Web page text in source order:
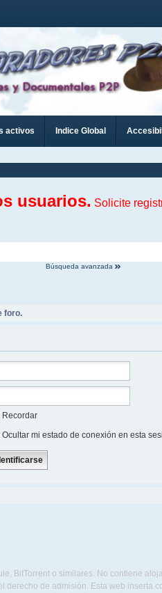
activos Indice Global
usuarios. Solicite
Búsqueda avanzada
foro.
Recordar
Ocultar mi estado de conexión en esta
BitTorrent o similares. No contiene
derecho de admisión. Esta web